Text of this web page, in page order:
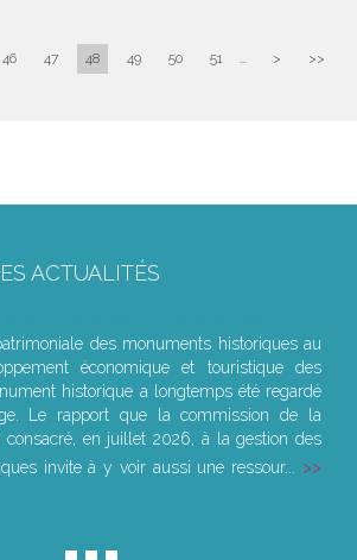
46 47 48 49 50 51 ... > >>
ACTUALITÉS
des monuments historiques au
économique et touristique des
historique a longtemps été regardé
Le rapport que la commission de la
en juillet 2026, à la gestion des
invite à y voir aussi une ressour...